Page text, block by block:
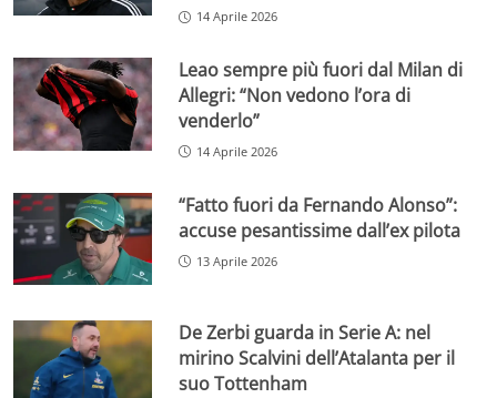
14 Aprile 2026
Leao sempre più fuori dal Milan di
Allegri: “Non vedono l’ora di
venderlo”
14 Aprile 2026
“Fatto fuori da Fernando Alonso”:
accuse pesantissime dall’ex pilota
13 Aprile 2026
De Zerbi guarda in Serie A: nel
mirino Scalvini dell’Atalanta per il
suo Tottenham